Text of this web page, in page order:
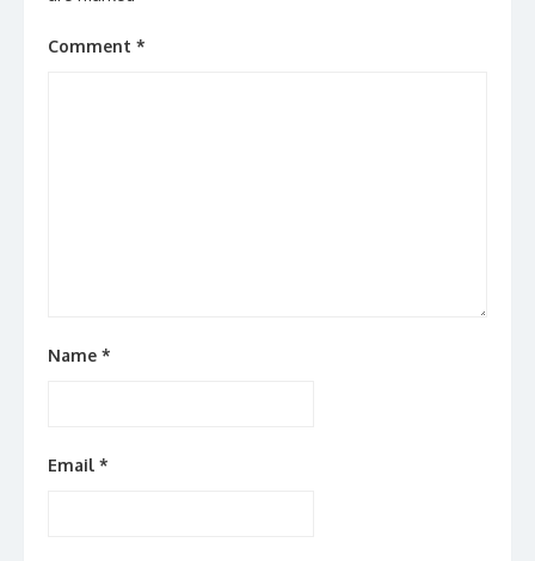
Comment *
Name *
Email *